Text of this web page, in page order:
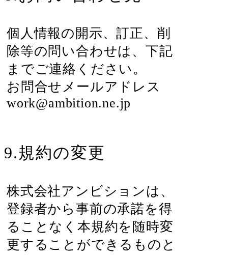
個人情報の開示、訂正、削
除等の問い合わせは、下記
までご連絡ください。
お問合せメールアドレス
work@ambition.ne.jp
9.規約の変更
株式会社アンビションは、
登録者から事前の承諾を得
ることなく本規約を随時変
更することができるものと